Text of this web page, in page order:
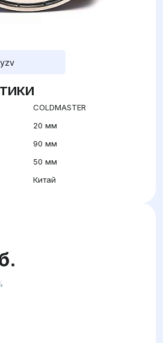
COLDMASTER
20 мм
90 мм
50 мм
Китай